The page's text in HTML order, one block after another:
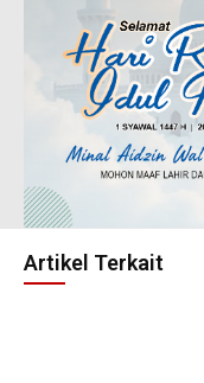
Artikel Terkait